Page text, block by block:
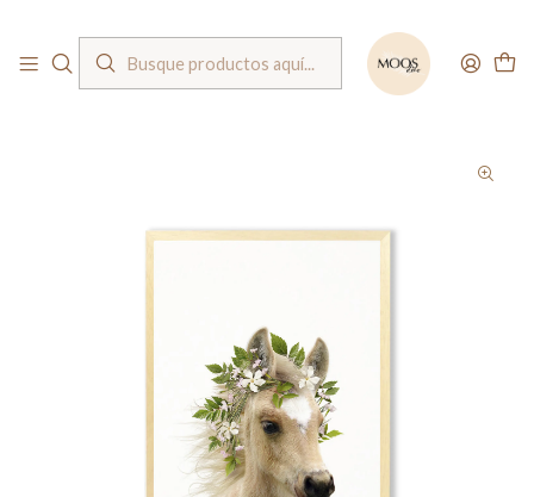
Inicio Cuadros Cuadros infantiles
Cuadro / caballo con corona de flores